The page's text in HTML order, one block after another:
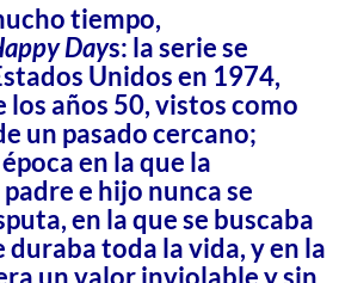
tiempo,
Days: la serie se
Unidos en 1974,
los años 50, vistos como
un pasado cercano;
en la que la
e hijo nunca se
en la que se buscaba
duraba toda la vida, y en la
un valor inviolable y sin